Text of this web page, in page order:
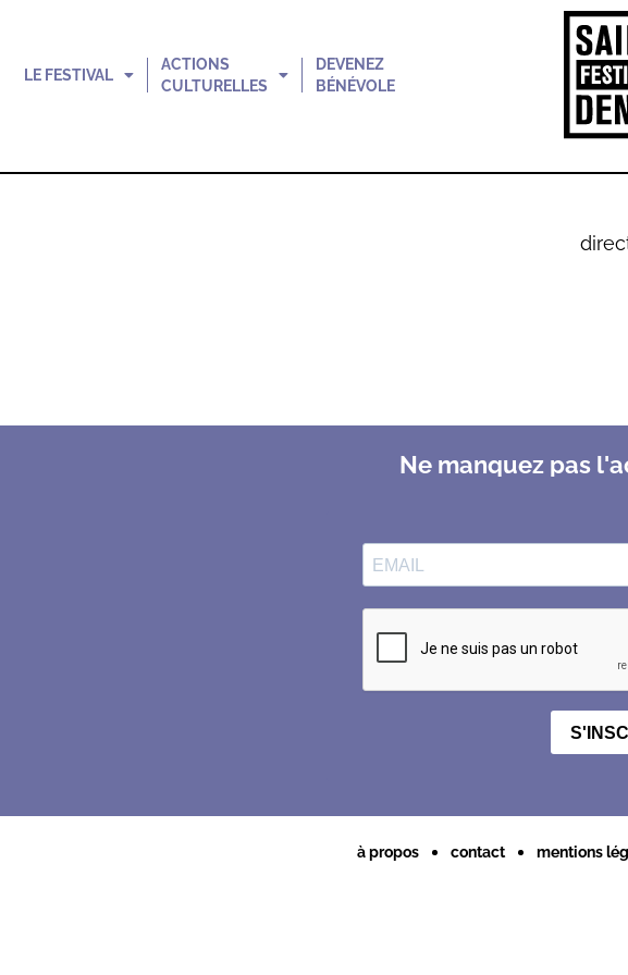
LE FESTIVAL
ACTIONS
CULTURELLES
DEVENEZ
BÉNÉVOLE
Ne manquez pas
à propos contact mentions